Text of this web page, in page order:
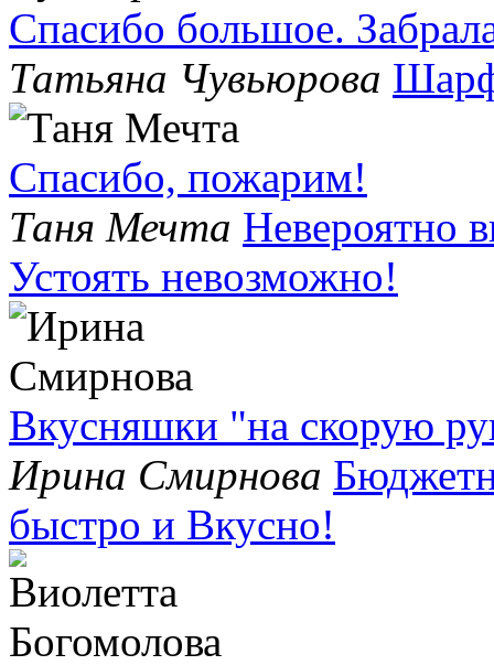
Спасибо большое.
Татьяна Чувьюрова
Спасибо, пожарим!
Таня Мечта Невероятно
Устоять невозможно!
Вкусняшки "на скорую
Ирина Смирнова
быстро и Вкусно!